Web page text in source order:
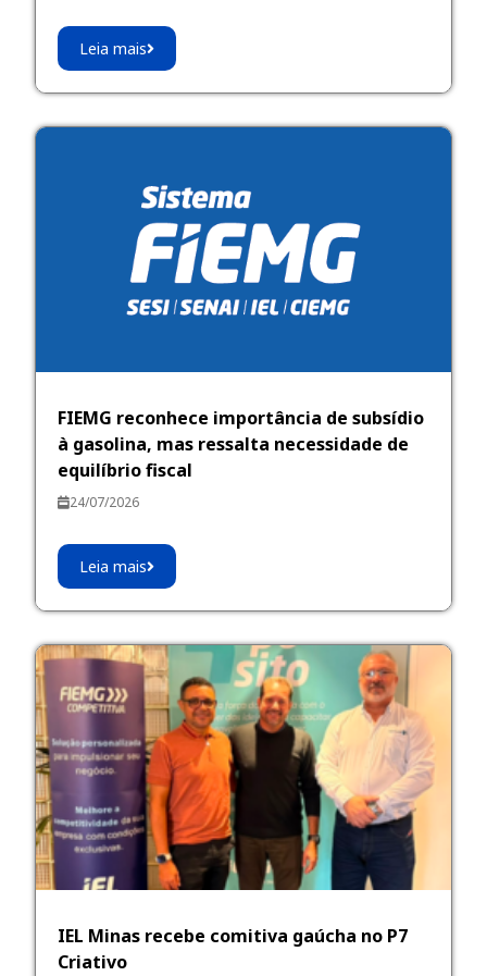
Leia mais
FIEMG reconhece importância de subsídio
à gasolina, mas ressalta necessidade de
equilíbrio fiscal
24/07/2026
Leia mais
IEL Minas recebe comitiva gaúcha no P7
Criativo